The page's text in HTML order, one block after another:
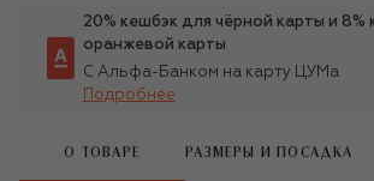
20% кешбэк для чёрной карты и 8%
оранжевой карты
С Альфа-Банком на карту ЦУМа
Подробнее
О ТОВАРЕ РАЗМЕРЫ И ПОСАДКА